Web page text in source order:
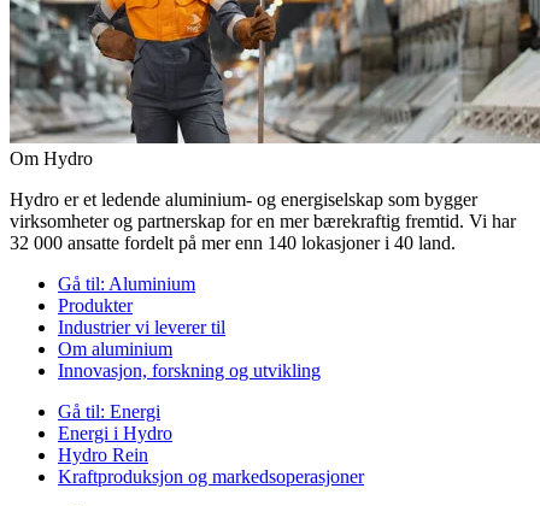
Om Hydro
Hydro er et ledende aluminium- og energiselskap som bygger
virksomheter og partnerskap for en mer bærekraftig fremtid. Vi har
32 000 ansatte fordelt på mer enn 140 lokasjoner i 40 land.
Gå til: Aluminium
Produkter
Industrier vi leverer til
Om aluminium
Innovasjon, forskning og utvikling
Gå til: Energi
Energi i Hydro
Hydro Rein
Kraftproduksjon og markedsoperasjoner